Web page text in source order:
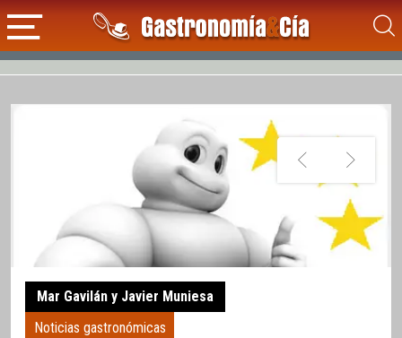
Mar Gavilán y Javier Muniesa
Noticias gastronómicas